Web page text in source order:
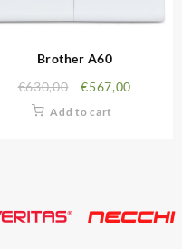
Brother A60
€630,00 €567,00
Add to cart